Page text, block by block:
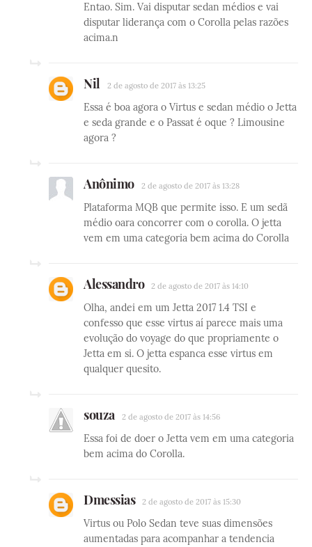
Entao. Sim. Vai disputar sedan médios e vai
disputar liderança com o Corolla pelas razões
acima.n
Nil 2 de agosto de 2017 às 13:25
Essa é boa agora o Virtus e sedan médio o Jetta
e seda grande e o Passat é oque ? Limousine
agora ?
Anônimo 2 de agosto de 2017 às 13:28
Plataforma MQB que permite isso. E um sedã
médio oara concorrer com o corolla. O jetta
vem em uma categoria bem acima do Corolla
Alessandro 2 de agosto de 2017 às 14:10
Olha, andei em um Jetta 2017 1.4 TSI e
confesso que esse virtus aí parece mais uma
evolução do voyage do que propriamente o
Jetta em si. O jetta espanca esse virtus em
qualquer quesito.
souza 2 de agosto de 2017 às 14:56
Essa foi de doer o Jetta vem em uma categoria
bem acima do Corolla.
Dmessias 2 de agosto de 2017 às 15:30
Virtus ou Polo Sedan teve suas dimensões
aumentadas para acompanhar a tendencia